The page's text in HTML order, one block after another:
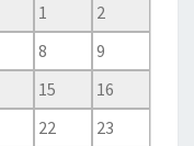
1
2
8
9
15
16
22
23